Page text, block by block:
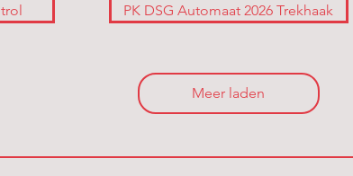
PK DSG Automaat 2026 Trekhaak
Meer laden